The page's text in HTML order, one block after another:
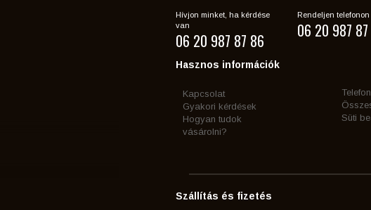
Hívjon minket, ha kérdése
van
06 20 987 87 86
Rendeljen telefonon
06 20 987 87
Hasznos információk
Kapcsolat
Gyakori kérdések
Hogyan tudok
vásárolni?
Süti
Szállítás és fizetés